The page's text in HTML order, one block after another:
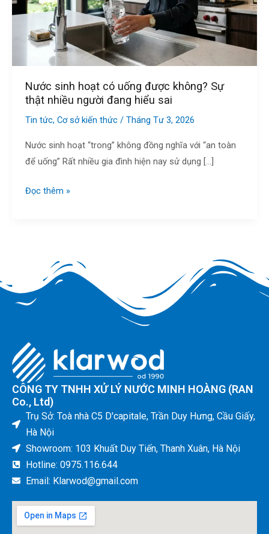
Nước sinh hoạt có uống được không? Sự
thật nhiều người đang hiểu sai
Tin tức, Cơ sở kiến thức/ Tháng Tư 3, 2026
Nước sinh hoạt “trong” không đồng nghĩa với “an toàn
để uống” Rất nhiều gia đình hiện nay sử dụng […]
không?
thật
đang
hiểu
sai
Đọc thêm »
CÔNG TY TNHH XỬ LÝ NƯỚC MINH HOÀNG (RAN
Co., Ltd)
Trụ Sở: Toà nhà C5 D'capitale, Trần Duy Hưng, Cầu Giấy,
Hà Nội
Showroom: 103 Khuất Duy Tiến, Thanh Xuân, Hà Nội
Hotline: 0975.116.644
Email: Klarwod@gmail.com